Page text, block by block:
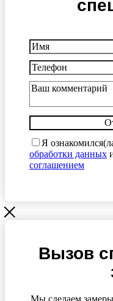
Я
обработки данных
соглашением
Вызов